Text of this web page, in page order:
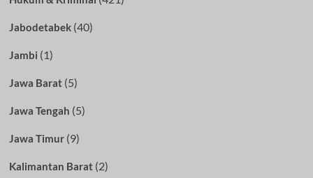
Jabodetabek(40)
Jambi (1)
Jawa Barat(5)
Jawa Tengah (5)
Jawa Timur(9)
Kalimantan Barat(2)